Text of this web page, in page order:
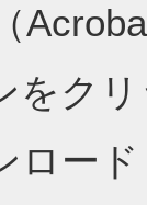
をク
ロー